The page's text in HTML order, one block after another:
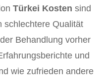
Türkei Kosten sind
schlechtere Qualität
Behandlung vorher
und
wie zufrieden andere